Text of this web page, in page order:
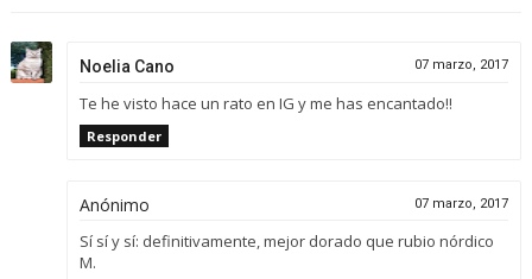
Noelia Cano 07 marzo, 2017
Te he visto hace un rato en IG y me has encantado!!
Responder
Anónimo 07 marzo, 2017
Sí sí y sí: definitivamente, mejor dorado que rubio nórdico
M.